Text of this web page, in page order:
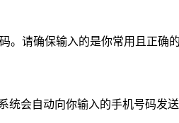
。请确保输入的是你常用且正确
统会自动向你输入的手机号码发